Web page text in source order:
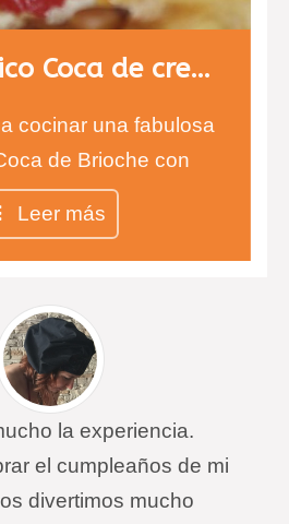
Monográfico Coca de crema y fruta
cocinar una fabulosa
de Brioche con
y fruta.
Leer más
la experiencia.
el cumpleaños de mi
divertimos mucho